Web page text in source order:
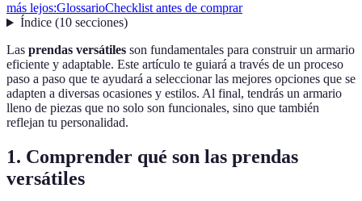
más lejos:GlossarioChecklist antes de comprar
Índice(10 secciones)
Las prendas versátiles son fundamentales para construir un armario
eficiente y adaptable. Este artículo te guiará a través de un proceso
paso a paso que te ayudará a seleccionar las mejores opciones que se
adapten a diversas ocasiones y estilos. Al final, tendrás un armario
lleno de piezas que no solo son funcionales, sino que también
reflejan tu personalidad.
1. Comprender qué son las prendas
versátiles